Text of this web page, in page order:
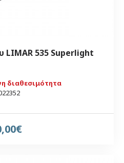
διαθεσιμότητα
LIMAR 535 Superlight